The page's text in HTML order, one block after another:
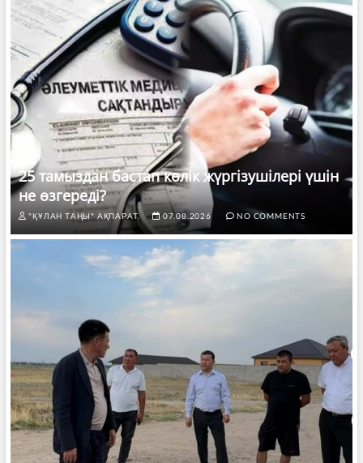
25 тамыздан бастап көлік жүргізушілері үшін
не өзгереді?
"ҚҰЛАН ТАҢЫ" АҚПАРАТ. 07.08.2026 NO COMMENTS